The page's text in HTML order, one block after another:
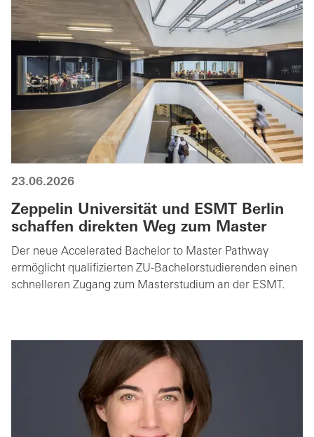
23.06.2026
Zeppelin Universität und ESMT Berlin
schaffen direkten Weg zum Master
Der neue Accelerated Bachelor to Master Pathway
ermöglicht qualifizierten ZU-Bachelorstudierenden einen
schnelleren Zugang zum Masterstudium an der ESMT.